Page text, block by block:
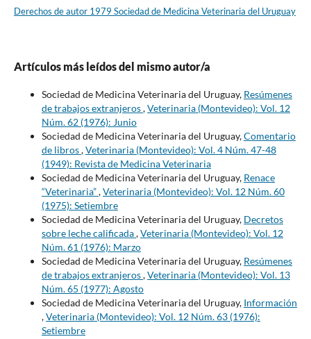
Derechos de autor 1979 Sociedad de Medicina Veterinaria del Uruguay
Artículos más leídos del mismo autor/a
Sociedad de Medicina Veterinaria del Uruguay, Resúmenes
de trabajos extranjeros,Veterinaria (Montevideo): Vol. 12
Núm. 62 (1976): Junio
Sociedad de Medicina Veterinaria del Uruguay,Comentario
de libros,Veterinaria (Montevideo): Vol. 4 Núm. 47-48
(1949): Revista de Medicina Veterinaria
Sociedad de Medicina Veterinaria del Uruguay, Renace
“Veterinaria”,Veterinaria (Montevideo): Vol. 12 Núm. 60
(1975): Setiembre
Sociedad de Medicina Veterinaria del Uruguay, Decretos
sobre leche calificada,Veterinaria (Montevideo): Vol. 12
Núm. 61 (1976): Marzo
Sociedad de Medicina Veterinaria del Uruguay, Resúmenes
de trabajos extranjeros,Veterinaria (Montevideo): Vol. 13
Núm. 65 (1977): Agosto
Sociedad de Medicina Veterinaria del Uruguay, Información
,Veterinaria (Montevideo): Vol. 12 Núm. 63 (1976):
Setiembre